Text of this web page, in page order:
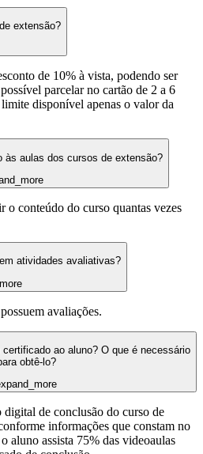
extensão?
de 10% à vista, podendo ser
parcelar no cartão de 2 a 6
disponível apenas o valor da
às aulas dos cursos de extensão?
o conteúdo do curso quantas vezes
atividades avaliativas?
avaliações.
ao aluno? O que é necessário
obtê-lo?
de conclusão do curso de
informações que constam no
aluno assista 75% das videoaulas